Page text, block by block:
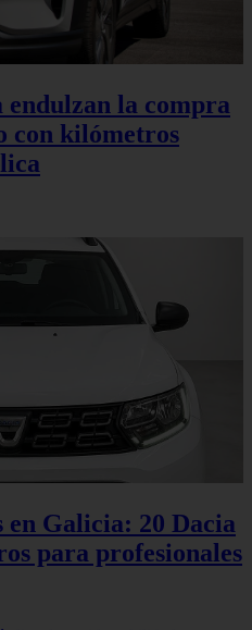
la compra
con kilómetros
en Galicia: 20 Dacia
para profesionales